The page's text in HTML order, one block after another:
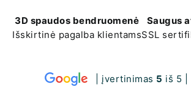
3D spaudos bendruomenė
Išskirtinė pagalba klientams
Saugus
SSL
| įvertinimas 5 iš 5 |